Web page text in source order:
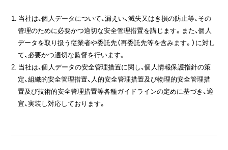
1. 当社は、個人データについて、漏えい、滅失又はき損の防止等、その
管理のために必要かつ適切な安全管理措置を講じます。また、個人
データを取り扱う従業者や委託先（再委託先等を含みます。）に対し
て、必要かつ適切な監督を行います。
2. 当社は、個人データの安全管理措置に関し、個人情報保護指針の策
定、組織的安全管理措置、人的安全管理措置及び物理的安全管理措
置及び技術的安全管理措置等各種ガイドラインの定めに基づき、適
宜、実装し対応しております。